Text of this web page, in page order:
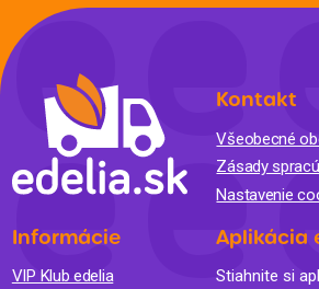
Kontakt
Všeobecné
Zásady
Nastavenie
Informácie
VIP Klub edelia
Aplikácia
Stiahnite si